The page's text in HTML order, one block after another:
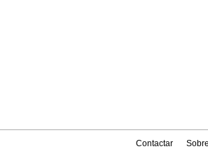
Contactar